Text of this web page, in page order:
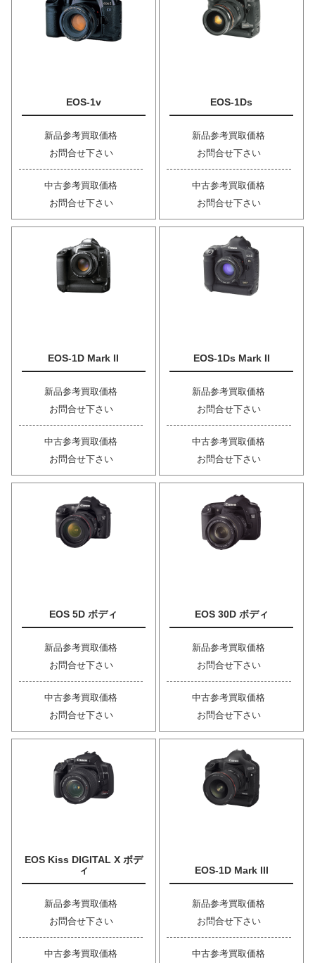
EOS-1v
新品参考買取価格
お問合せ下さい
中古参考買取価格
お問合せ下さい
EOS-1Ds
新品参考買取価格
お問合せ下さい
中古参考買取価格
お問合せ下さい
EOS-1D Mark II
新品参考買取価格
お問合せ下さい
中古参考買取価格
お問合せ下さい
EOS-1Ds Mark II
新品参考買取価格
お問合せ下さい
中古参考買取価格
お問合せ下さい
EOS 5D ボディ
新品参考買取価格
お問合せ下さい
中古参考買取価格
お問合せ下さい
EOS 30D ボディ
新品参考買取価格
お問合せ下さい
中古参考買取価格
お問合せ下さい
EOS Kiss DIGITAL X ボデ
ィ
新品参考買取価格
お問合せ下さい
中古参考買取価格
EOS-1D Mark III
新品参考買取価格
お問合せ下さい
中古参考買取価格